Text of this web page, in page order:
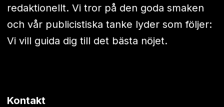
redaktionellt. Vi tror på den goda smaken
och vår publicistiska tanke lyder som följer:
Vi vill guida dig till det bästa nöjet.
Kontakt